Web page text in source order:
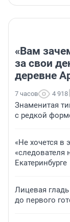
«Вам
за свои
деревне
7 часов 4 918
Знаменитая
с редкой
«Не хочется в
«следователя
Екатеринбурге
Лицевая
до первого